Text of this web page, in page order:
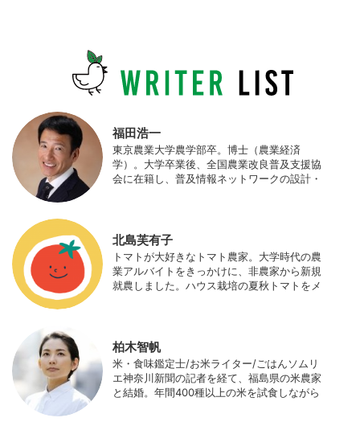
福田浩一
東京農業大学農学部卒。博士（農業経済
学）。大学卒業後、全国農業改良普及支援協
会に在籍し、普及情報ネットワークの設計・
の実証試験や農産物輸出などに関わった。主
にスマート農業の実証試験やコンサルなどに
携わっている。 HP：http://www.ijas.co.jp/
北島芙有子
トマトが大好きなトマト農家。大学時代の農
業アルバイトをきっかけに、非農家から新規
就農しました。ハウス栽培の夏秋トマトをメ
柏木智帆
米・食味鑑定士/お米ライター/ごはんソムリ
エ神奈川新聞の記者を経て、福島県の米農家
と結婚。年間400種以上の米を試食しながら